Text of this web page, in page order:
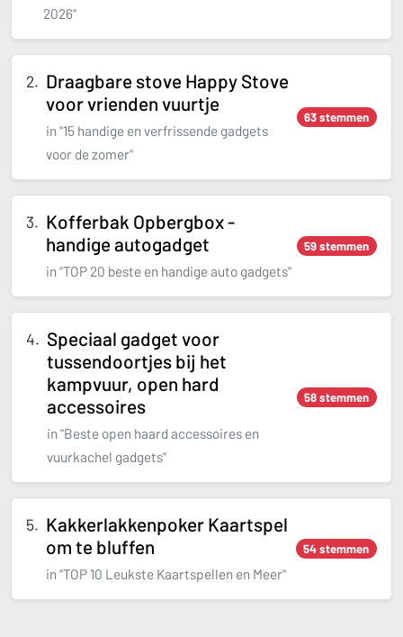
2026"
Draagbare stove Happy Stove
voor vrienden vuurtje
in "15 handige en verfrissende gadgets
voor de zomer"
63 stemmen
Kofferbak Opbergbox -
handige autogadget
in "TOP 20 beste en handige auto gadgets"
59 stemmen
Speciaal gadget voor
tussendoortjes bij het
kampvuur, open hard
accessoires
in "Beste open haard accessoires en
vuurkachel gadgets"
58 stemmen
Kakkerlakkenpoker Kaartspel
om te bluffen
in "TOP 10 Leukste Kaartspellen en Meer"
54 stemmen